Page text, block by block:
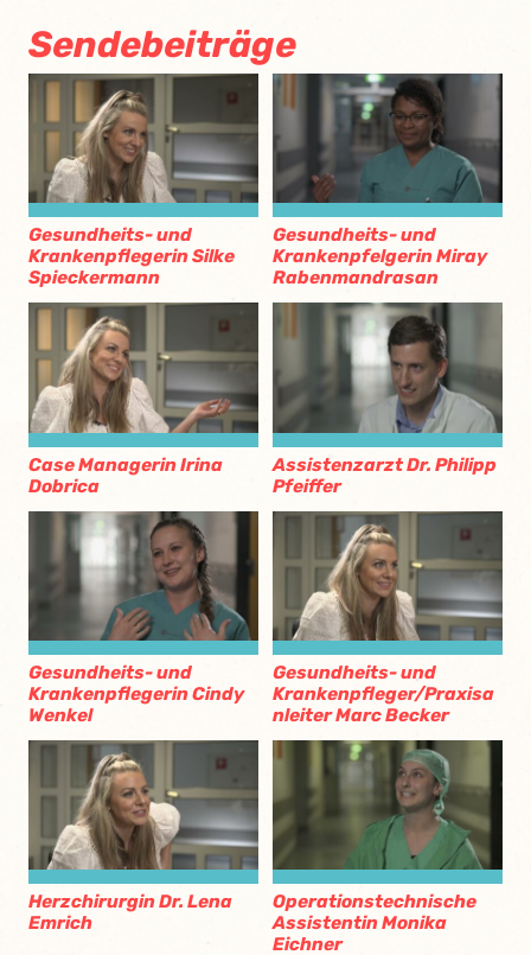
Sendebeiträge
Gesundheits- und
Krankenpflegerin Silke
Spieckermann
Gesundheits- und
Krankenpfelgerin Miray
Rabenmandrasan
Case Managerin Irina
Dobrica
Assistenzarzt Dr. Philipp
Pfeiffer
Gesundheits- und
Krankenpflegerin Cindy
Wenkel
Gesundheits- und
Krankenpfleger/Praxisa
nleiter Marc Becker
Herzchirurgin Dr. Lena
Emrich
Operationstechnische
Assistentin Monika
Eichner